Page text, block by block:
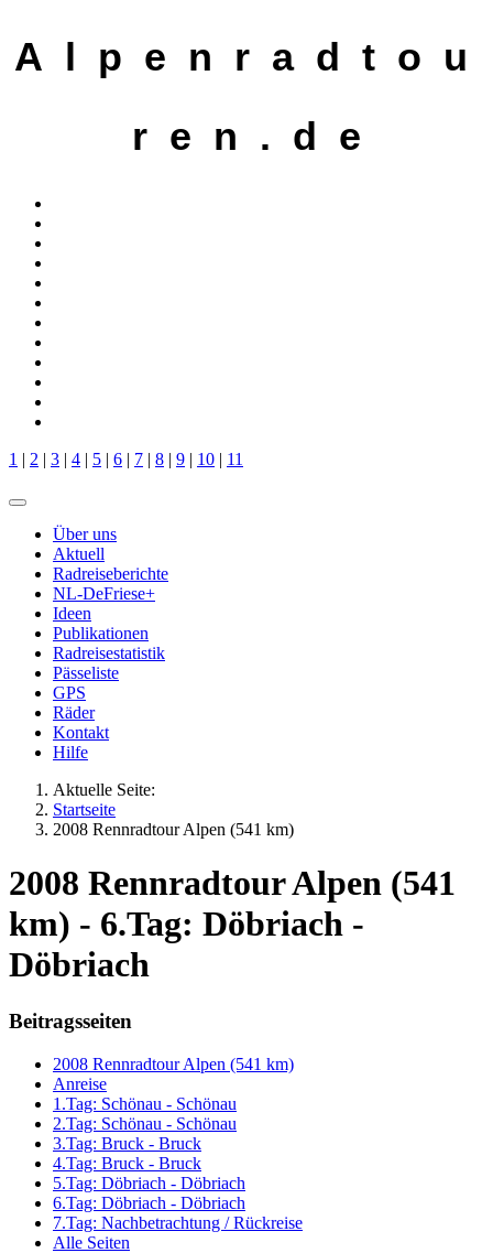
A l p e n r a d t o u
r e n . d e
1 | 2 | 3 | 4 | 5 | 6 | 7 | 8 | 9 | 10 | 11
Über uns
Aktuell
Radreiseberichte
NL-DeFriese+
Ideen
Publikationen
Radreisestatistik
Pässeliste
GPS
Räder
Kontakt
Hilfe
Aktuelle Seite:
Startseite
2008 Rennradtour Alpen (541 km)
2008 Rennradtour Alpen (541
km) - 6.Tag: Döbriach -
Döbriach
Beitragsseiten
2008 Rennradtour Alpen (541 km)
Anreise
1.Tag: Schönau - Schönau
2.Tag: Schönau - Schönau
3.Tag: Bruck - Bruck
4.Tag: Bruck - Bruck
5.Tag: Döbriach - Döbriach
6.Tag: Döbriach - Döbriach
7.Tag: Nachbetrachtung / Rückreise
Alle Seiten